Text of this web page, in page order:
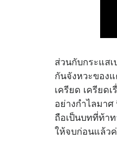
ส่วนกับกระแส
กันจังหวะของ
เครียด เครียด
อย่างกำไลมา
ถือเป็นบทที่ท้า
ให้จบก่อนแล้ว